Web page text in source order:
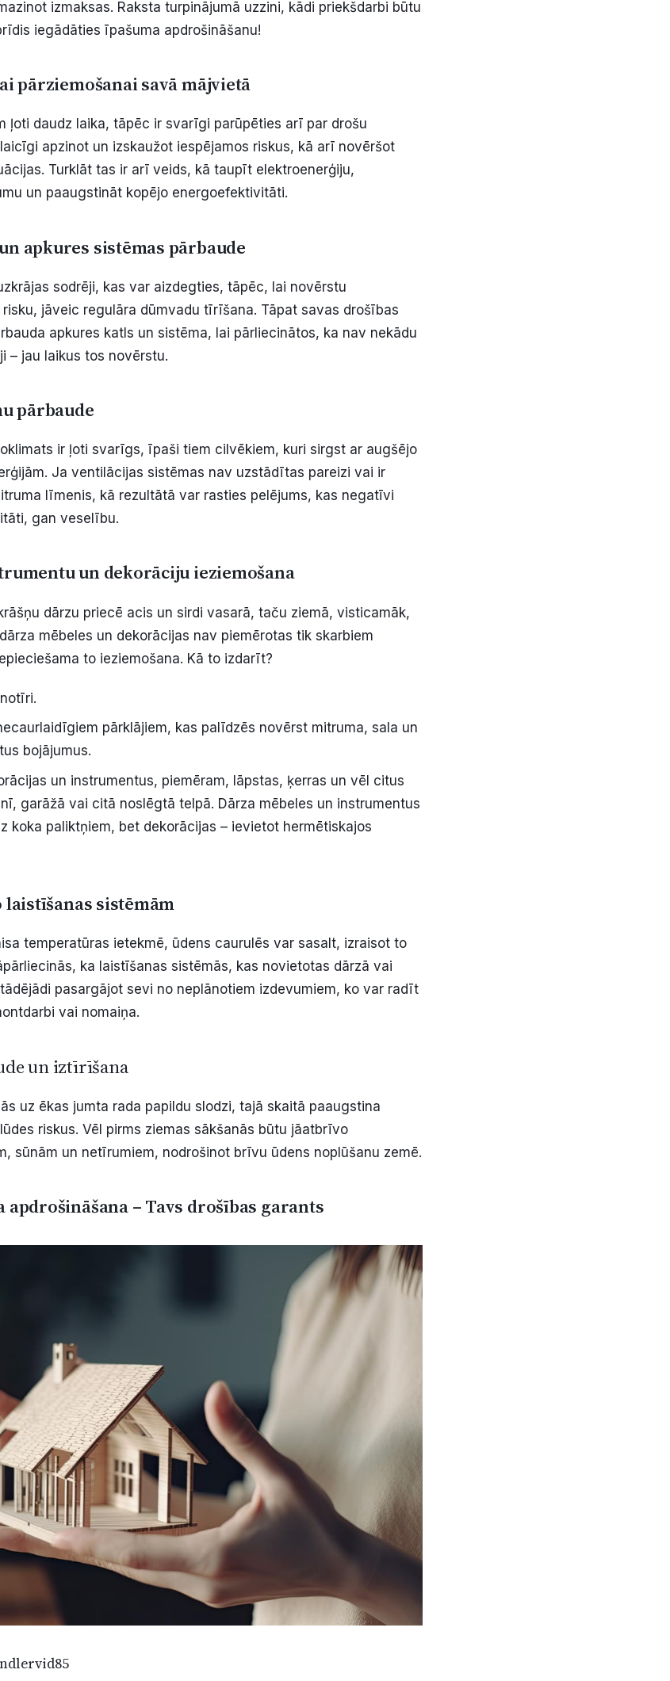
izmaksas. Raksta turpinājumā uzzini, kādi priekšdarbi būtu
iegādāties īpašuma apdrošināšanu!
pārziemošanai savā mājvietā
ļoti daudz laika, tāpēc ir svarīgi parūpēties arī par drošu
apzinot un izskaužot iespējamos riskus, kā arī novēršot
Turklāt tas ir arī veids, kā taupīt elektroenerģiju,
un paaugstināt kopējo energoefektivitāti.
apkures sistēmas pārbaude
sodrēji, kas var aizdegties, tāpēc, lai novērstu
jāveic regulāra dūmvadu tīrīšana. Tāpat savas drošības
apkures katls un sistēma, lai pārliecinātos, ka nav nekādu
– jau laikus tos novērstu.
pārbaude
ir ļoti svarīgs, īpaši tiem cilvēkiem, kuri sirgst ar augšējo
Ja ventilācijas sistēmas nav uzstādītas pareizi vai ir
līmenis, kā rezultātā var rasties pelējums, kas negatīvi
gan veselību.
un dekorāciju ieziemošana
dārzu priecē acis un sirdi vasarā, taču ziemā, visticamāk,
mēbeles un dekorācijas nav piemērotas tik skarbiem
to ieziemošana. Kā to izdarīt?
pārklājiem, kas palīdzēs novērst mitruma, sala un
bojājumus.
un instrumentus, piemēram, lāpstas, ķerras un vēl citus
garāžā vai citā noslēgtā telpā. Dārza mēbeles un instrumentus
koka paliktņiem, bet dekorācijas – ievietot hermētiskajos
laistīšanas sistēmām
temperatūras ietekmē, ūdens caurulēs var sasalt, izraisot to
ka laistīšanas sistēmās, kas novietotas dārzā vai
pasargājot sevi no neplānotiem izdevumiem, ko var radīt
vai nomaiņa.
un iztīrīšana
uz ēkas jumta rada papildu slodzi, tajā skaitā paaugstina
riskus. Vēl pirms ziemas sākšanās būtu jāatbrīvo
sūnām un netīrumiem, nodrošinot brīvu ūdens noplūšanu zemē.
apdrošināšana – Tavs drošības garants